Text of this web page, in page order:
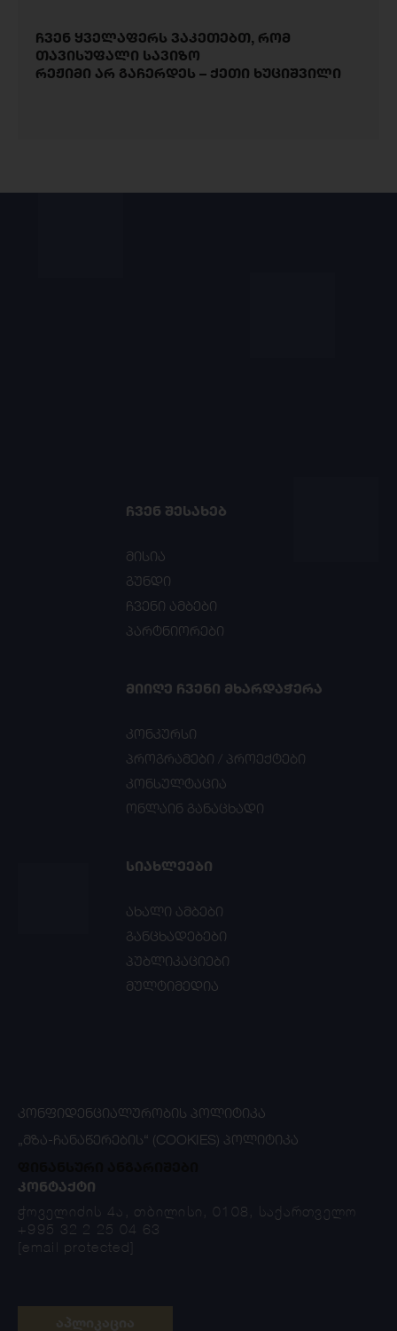
ჩვენ ყველაფერს ვაკეთებთ, რომ
თავისუფალი სავიზო
რეჟიმი არ გაჩერდეს – ქეთი ხუციშვილი
ᲩᲕᲔᲜ ᲨᲔᲡᲐᲮᲔᲑ
მისია
გუნდი
ჩვენი ამბები
პარტნიორები
ᲛᲘᲘᲦᲔ ᲩᲕᲔᲜᲘ ᲛᲮᲐᲠᲓᲐᲭᲔᲠᲐ
კონკურსი
პროგრამები / პროექტები
კონსულტაცია
ონლაინ განაცხადი
ᲡᲘᲐᲮᲚᲔᲔᲑᲘ
ახალი ამბები
განცხადებები
პუბლიკაციები
მულტიმედია
ᲙᲝᲜᲤᲘᲓᲔᲜᲪᲘᲐᲚᲣᲠᲝᲑᲘᲡ ᲞᲝᲚᲘᲢᲘᲙᲐ
„ᲛᲖᲐ-ᲩᲐᲜᲐᲬᲔᲠᲔᲑᲘᲡ“ (COOKIES) ᲞᲝᲚᲘᲢᲘᲙᲐ
ᲙᲝᲜᲢᲐᲥᲢᲘ
ჭოველიძის 4ა, თბილისი, 0108, საქართველო
+995 32 2 25 04 63
[email protected]